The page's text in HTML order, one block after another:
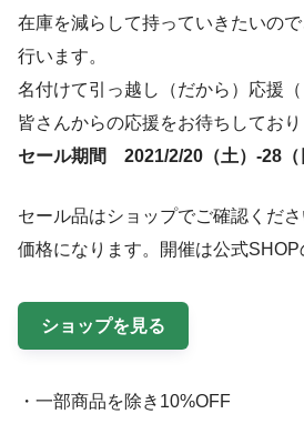
在庫を減らして持っていきたいの
行います。
名付けて引っ越し（だから）応援
皆さんからの応援をお待ちしており
セール期間 2021/2/20（土）-28
セール品はショップでご確認くだ
価格になります。開催は公式SHOP
ショップを見る
・一部商品を除き10%OFF